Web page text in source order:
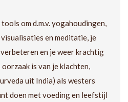
om d.m.v. yogahoudingen,
en meditatie, je
en je weer krachtig
is van je klachten,
uit India) als westers
doen met voeding en leefstijl